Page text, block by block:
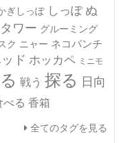
ぎしっぽ しっぽ ぬ
ワー グルーミング
ク ニャー ネコパンチ
ド ホッカペ ミニモ
戦う 探る 日向
べる 香箱
全てのタグを見る